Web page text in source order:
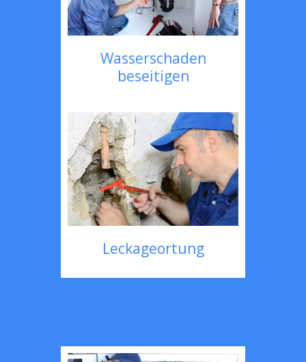
Wasserschaden
beseitigen
Leckageortung